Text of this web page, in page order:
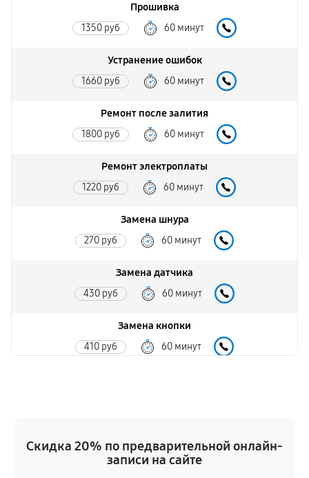
Прошивка
1350 руб 60 минут
Устранение ошибок
1660 руб 60 минут
Ремонт после залития
1800 руб 60 минут
Ремонт электроплаты
1220 руб 60 минут
Замена шнура
270 руб 60 минут
Замена датчика
430 руб 60 минут
Замена кнопки
410 руб 60 минут
410 руб 60 минут
Скидка 20% по предварительной онлайн-
записи на сайте